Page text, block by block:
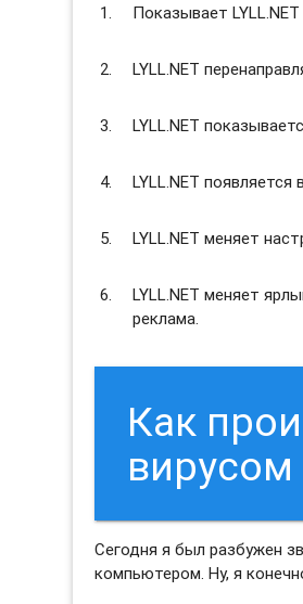
Показывает
LYLL.NET
LYLL.NET
LYLL.NET
LYLL.NET меняет
LYLL.NET меняет
реклама.
Как
вирусом
Сегодня я был разбужен
компьютером. Ну, я